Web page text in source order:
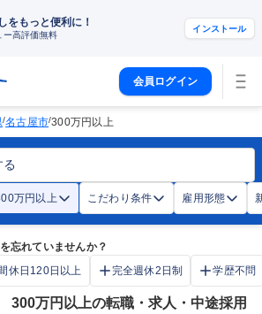
をもっと便利に！
ー高評価無料
インストール
会員ログイン
/名古屋市/300万円以上
万円以上 こだわり条件 雇用形態
忘れていませんか？
休日120日以上 完全週休2日制 学歴不問
300万円以上の転職・求人・中途採用